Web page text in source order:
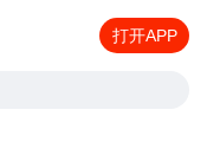
打开APP